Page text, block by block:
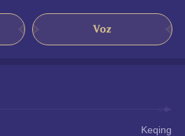
Voz
Keqing